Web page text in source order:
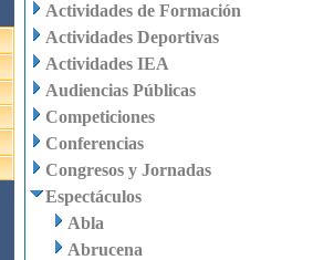
Actividades de Formación
Actividades Deportivas
Actividades IEA
Audiencias Públicas
Competiciones
Conferencias
Congresos y Jornadas
Espectáculos
Abla
Abrucena